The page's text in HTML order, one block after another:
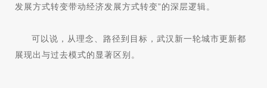
发展方式转变带动经济发展方式转变”的深层逻辑。
可以说，从理念、路径到目标，武汉新一轮城市更新都
展现出与过去模式的显著区别。